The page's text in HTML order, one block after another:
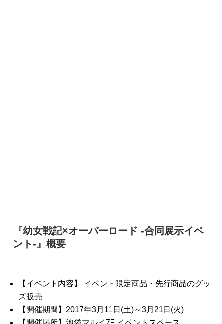
『幼女戦記×オーバーロード -合同展示イベ
ント-』概要
【イベント内容】 イベント限定商品・先行商品のグッ
ズ販売
【開催期間】2017年3月11日(土)～3月21日(火)
【開催場所】池袋マルイ7F イベントスペース